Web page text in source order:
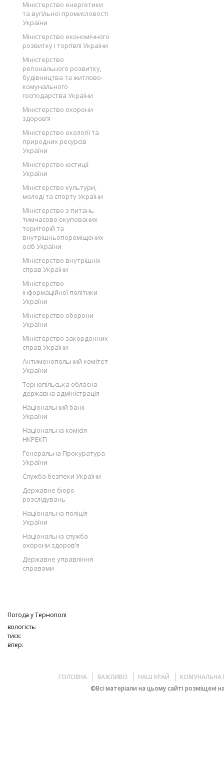
Міністерство енергетики
та вугільної промисловості
України
Міністерство економічного
розвитку і торгівлі України
Міністерство
регіонального розвитку,
будівництва та житлово-
комунального
господарства України
Міністерство охорони
здоров’я
Міністерство екології та
природних ресурсів
України
Міністерство юстиції
України
Міністерство культури,
молоді та спорту України
Міністерство з питань
тимчасово окупованих
територій та
внутрішньопереміщених
осіб України
Міністерство внутрішніх
справ України
Міністерство
інформаційної політики
України
Міністерство оборони
України
Міністерство закордонних
справ України
Антимонопольний комітет
України
Тернопільська обласна
державна адміністрація
Національний банк
України
Національна комісія
НКРЕКП
Генеральна Прокуратура
України
Служба безпеки України
Державне бюро
розслідувань
Національна поліція
України
Національна служба
охорони здоров’я
Державне управління
справами
Погода уТернополі
вологість:
тиск:
вітер:
ГОЛОВНА ВАЖЛИВО НАШ КРАЙ
КОМУНАЛЬНА
©Всі матеріали на цьому сайті розміщені